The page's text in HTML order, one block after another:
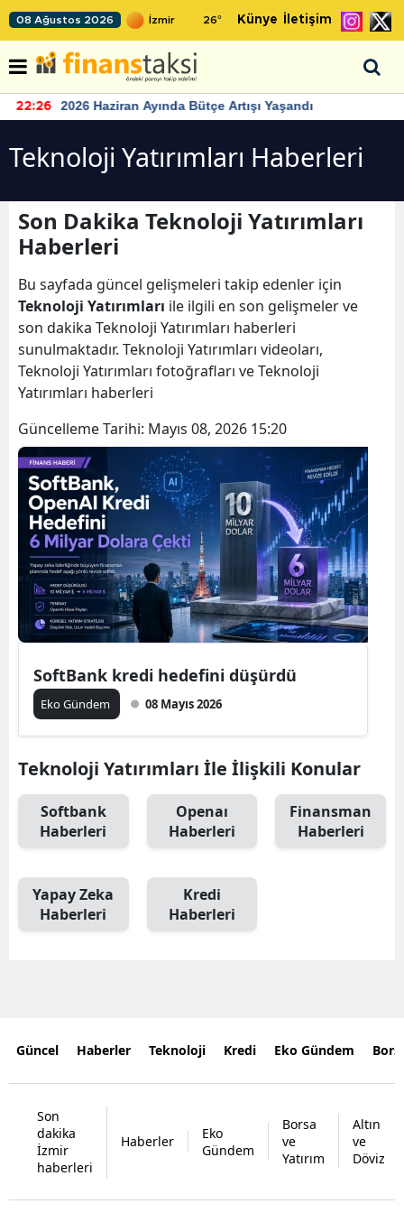
08 Ağustos 2026 26° Künye İletişim
22:26 2026 Haziran Ayında Bütçe Artışı Yaşandı
Teknoloji Yatırımları Haberleri
Son Dakika Teknoloji Yatırımları
Haberleri
Bu sayfada güncel gelişmeleri takip edenler için
Teknoloji Yatırımları ile ilgili en son gelişmeler ve
son dakika Teknoloji Yatırımları haberleri
sunulmaktadır. Teknoloji Yatırımları videoları,
Teknoloji Yatırımları fotoğrafları ve Teknoloji
Yatırımları haberleri
Güncelleme Tarihi: Mayıs 08, 2026 15:20
SoftBank kredi hedefini düşürdü
Eko Gündem 08 Mayıs 2026
Teknoloji Yatırımları İle İlişkili Konular
Softbank
Haberleri
Openaı
Haberleri
Finansman
Haberleri
Yapay Zeka
Haberleri
Kredi
Haberleri
Güncel Haberler Teknoloji Kredi Eko Gündem
Son
dakika
İzmir
haberleri
Haberler
Eko
Gündem
Borsa
ve
Yatırım
Altın
ve
Döviz